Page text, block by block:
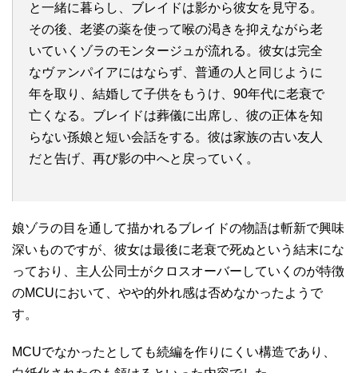
と一緒に暮らし、ブレイドは影から彼女を見守る。
その後、老婆の薬を使って喉の渇きを抑えながら老
いていくゾラのモンタージュが流れる。彼女は完全
なヴァンパイアにはならず、普通の人と同じように
年を取り、結婚して子供をもうけ、90年代に老衰で
亡くなる。ブレイドは葬儀に出席し、彼の正体を知
らない孫娘と短い会話をする。彼は家族の古い友人
だと告げ、再び影の中へと戻っていく。
娘ゾラの目を通して描かれるブレイドの物語は斬新で興味
深いものですが、彼女は最後に老衰で死ぬという結末にな
っており、主人公同士がクロスオーバーしていくのが特徴
のMCUにおいて、やや的外れ感は否めなかったようで
す。
MCUでなかったとしても続編を作りにくい構造であり、